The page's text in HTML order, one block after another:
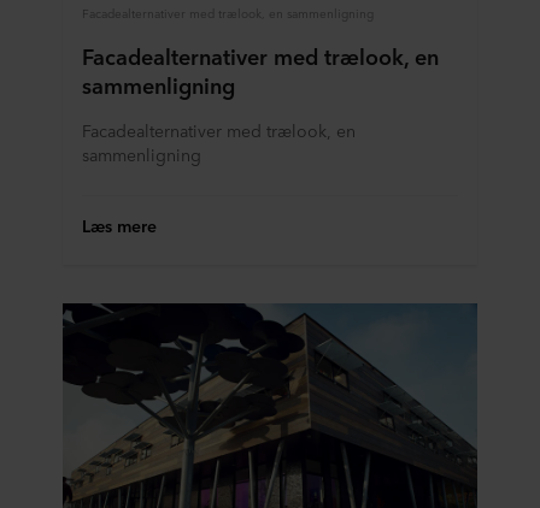
Facadealternativer med trælook, en sammenligning
Facadealternativer med trælook, en
sammenligning
Facadealternativer med trælook, en
sammenligning
Læs mere